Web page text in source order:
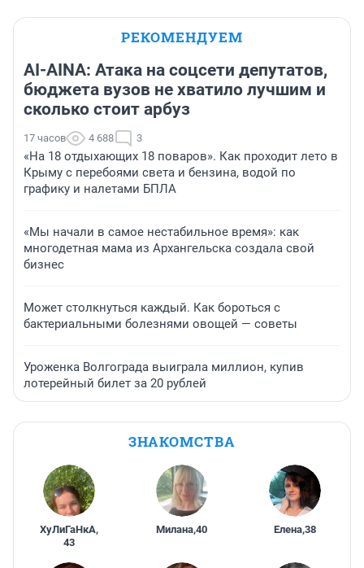
РЕКОМЕНДУЕМ
AI-AINA: Атака на соцсети депутатов,
бюджета вузов не хватило лучшим и
сколько стоит арбуз
17 часов 4 688 3
«На 18 отдыхающих 18 поваров». Как проходит лето в
Крыму с перебоями света и бензина, водой по
графику и налетами БПЛА
«Мы начали в самое нестабильное время»: как
многодетная мама из Архангельска создала свой
бизнес
Может столкнуться каждый. Как бороться с
бактериальными болезнями овощей — советы
Уроженка Волгограда выиграла миллион, купив
лотерейный билет за 20 рублей
ЗНАКОМСТВА
ХуЛиГаНкА,
43
Милана,40 Елена,38